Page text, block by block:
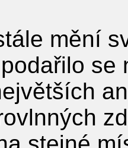
mění
se